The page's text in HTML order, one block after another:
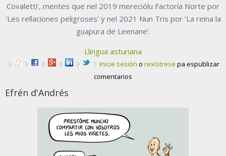
Covaletti’, mentes que nel 2019 mereciólu Factoría Norte por
‘Les rellaciones peligroses’ y nel 2021 Nun Tris por ‘La reina la
guapura de Leenane’.
Llingua asturiana
Inicie sesión o rexístrese pa espublizar
comentarios
Efrén d'Andrés